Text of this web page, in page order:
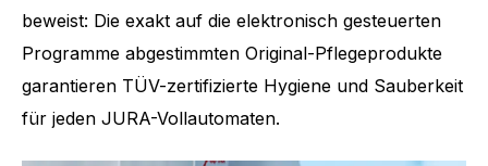
beweist: Die exakt auf die elektronisch gesteuerten
Programme abgestimmten Original-Pflegeprodukte
garantieren TÜV-zertifizierte Hygiene und Sauberkeit
für jeden JURA-Vollautomaten.